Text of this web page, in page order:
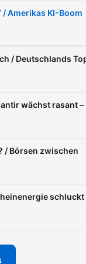
eine Bonus-
Briefing
der
Warum
hat es
ins
geben
Amerikas KI-Boom
/ Deutschlands
wächst rasant –
/ Börsen zwischen
schluckt